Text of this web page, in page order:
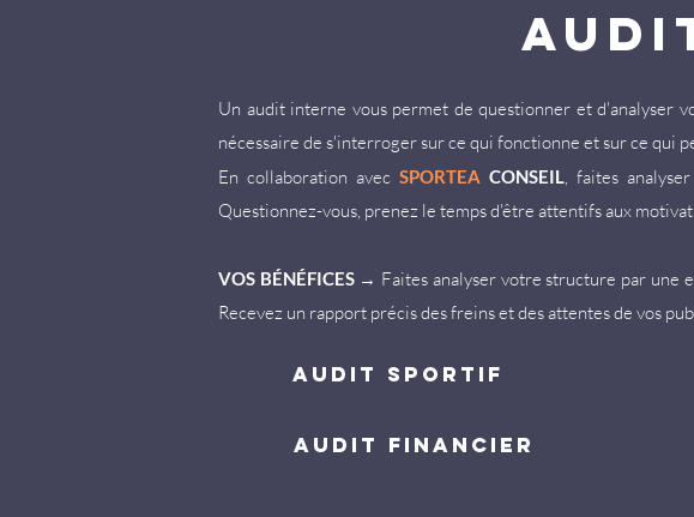
Un audit interne vous permet de questionner et d'analyser
nécessaire de s'interroger sur ce qui fonctionne et sur ce qui
En collaboration avecSPORTEA CONSEIL, faites
Questionnez-vous, prenez le temps d'être attentifs aux
VOS BÉNÉFICES → Faites analyser votre structure par une
Recevez un rapport précis des freins et des attentes de vos
audit sportif
audit financier